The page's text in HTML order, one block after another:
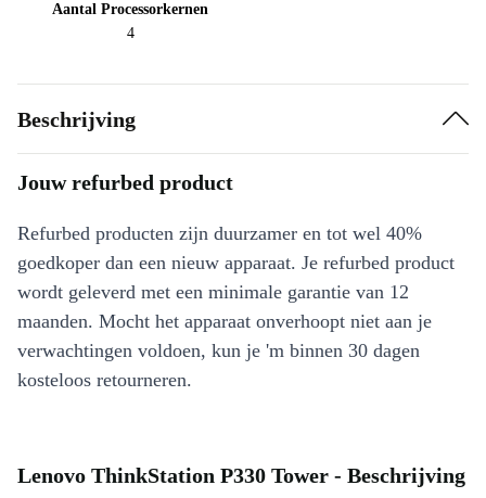
Aantal Processorkernen
4
Beschrijving
Jouw refurbed product
Refurbed producten zijn duurzamer en tot wel 40%
goedkoper dan een nieuw apparaat. Je refurbed product
wordt geleverd met een minimale garantie van 12
maanden. Mocht het apparaat onverhoopt niet aan je
verwachtingen voldoen, kun je 'm binnen 30 dagen
kosteloos retourneren.
Lenovo ThinkStation P330 Tower - Beschrijving